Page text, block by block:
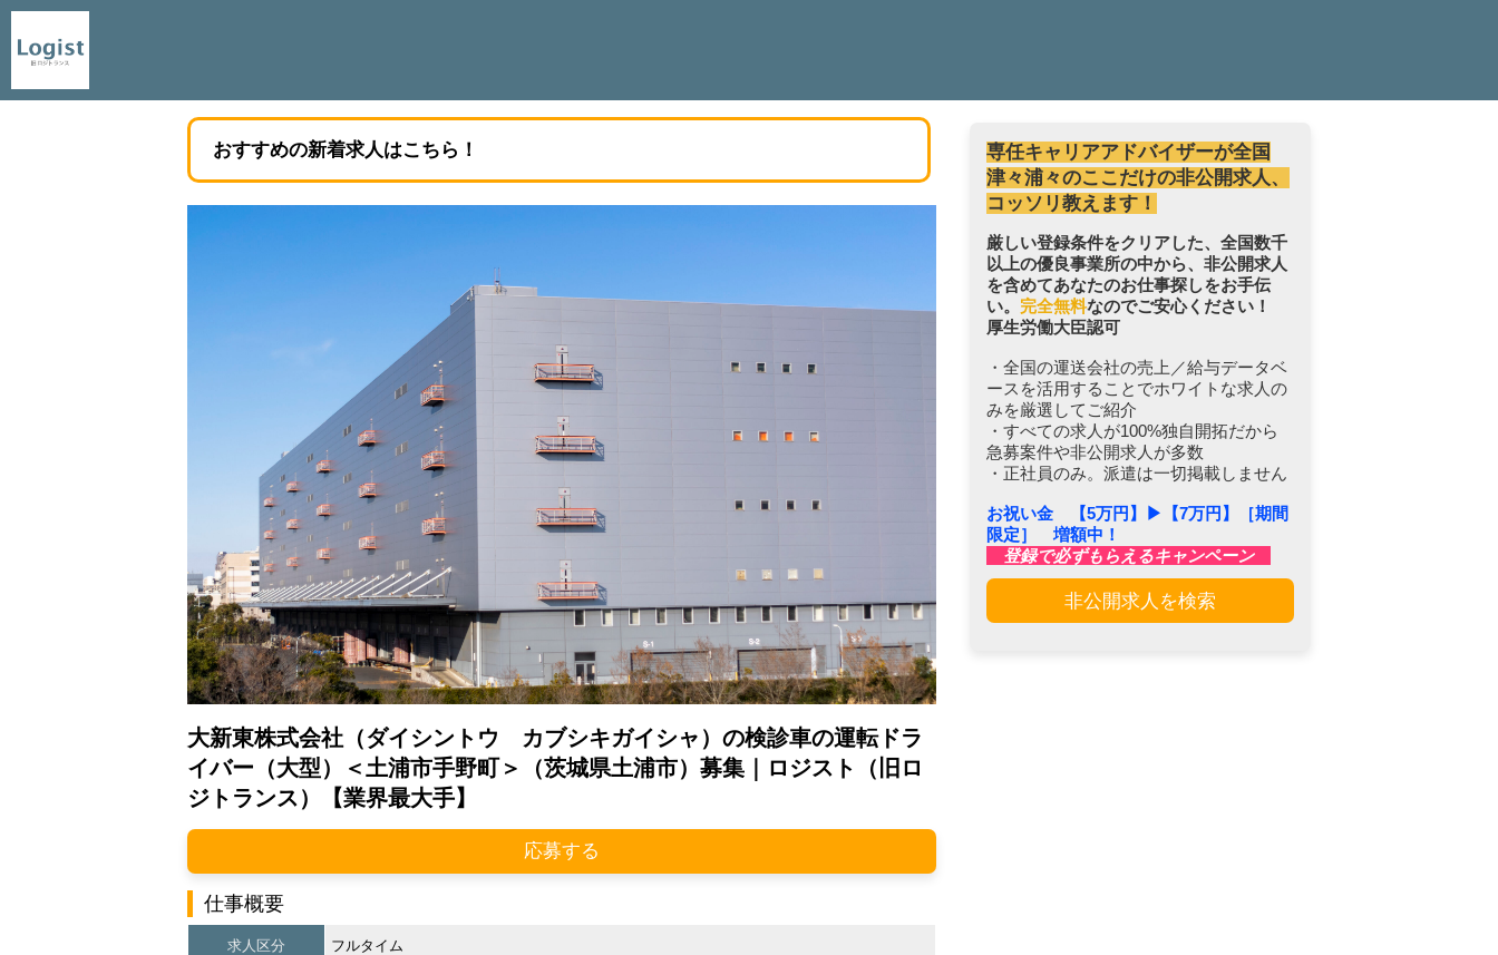
おすすめの新着求人はこちら！
大新東株式会社（ダイシントウ カブシキガイシャ）の検診車の運転ドラ
イバー（大型）＜土浦市手野町＞（茨城県土浦市）募集｜ロジスト（旧ロ
ジトランス）【業界最大手】
応募する
仕事概要
求人区分 フルタイム
専任キャリアアドバイザーが全国
津々浦々のここだけの非公開求人、
コッソリ教えます！
厳しい登録条件をクリアした、全国数千
以上の優良事業所の中から、非公開求人
を含めてあなたのお仕事探しをお手伝
い。 完全無料なのでご安心ください！
厚生労働大臣認可
・全国の運送会社の売上／給与データベ
ースを活用することでホワイトな求人の
みを厳選してご紹介
・すべての求人が100%独自開拓だから
急募案件や非公開求人が多数
・正社員のみ。派遣は一切掲載しません
お祝い金 【5万円】▶︎【7万円】［期間
限定］ 増額中！
登録で必ずもらえるキャンペーン
非公開求人を検索